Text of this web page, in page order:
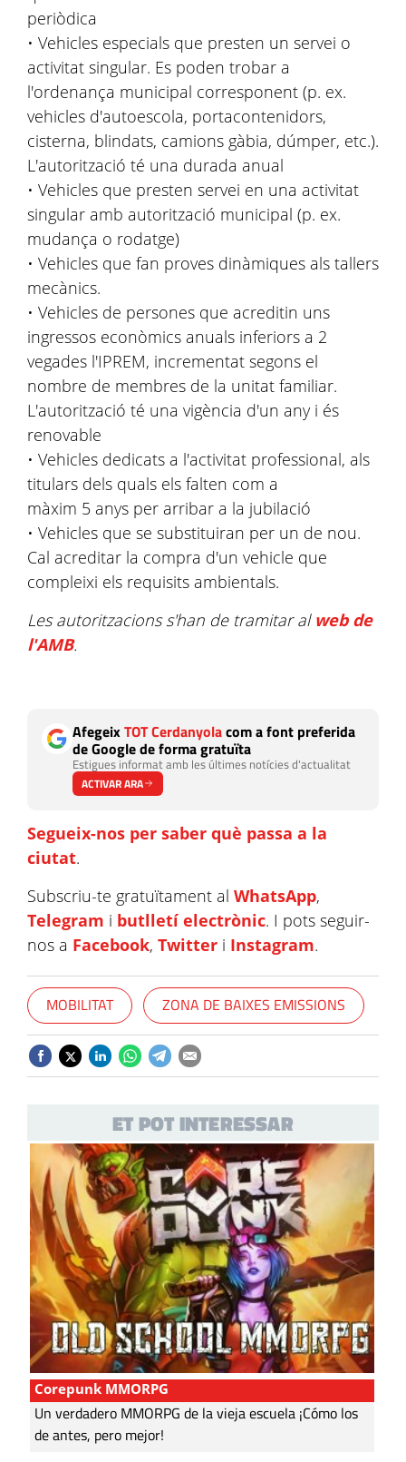
periòdica
• Vehicles especials que presten un servei o
activitat singular. Es poden trobar a
l'ordenança municipal corresponent (p. ex.
vehicles d'autoescola, portacontenidors,
cisterna, blindats, camions gàbia, dúmper, etc.).
L'autorització té una durada anual
• Vehicles que presten servei en una activitat
singular amb autorització municipal (p. ex.
mudança o rodatge)
• Vehicles que fan proves dinàmiques als tallers
mecànics.
• Vehicles de persones que acreditin uns
ingressos econòmics anuals inferiors a 2
vegades l'IPREM, incrementat segons el
nombre de membres de la unitat familiar.
L'autorització té una vigència d'un any i és
renovable
• Vehicles dedicats a l'activitat professional, als
titulars dels quals els falten com a
màxim 5 anys per arribar a la jubilació
• Vehicles que se substituiran per un de nou.
Cal acreditar la compra d'un vehicle que
compleixi els requisits ambientals.
Les autoritzacions s'han de tramitar al web de
l'AMB.
AfegeixTOT Cerdanyolacom a font preferida
de Google de forma gratuïta
Estigues informat amb les últimes notícies d'actualitat
ACTIVAR ARA
Segueix-nos per saber què passa a la
ciutat.
Subscriu-te gratuïtament al WhatsApp,
Telegram i butlletí electrònic. I pots seguir-
nos a Facebook, Twitter i Instagram.
MOBILITAT ZONA DE BAIXES EMISSIONS
ET POT INTERESSAR
Corepunk MMORPG
Un verdadero MMORPG de la vieja escuela ¡Cómo los
de antes, pero mejor!